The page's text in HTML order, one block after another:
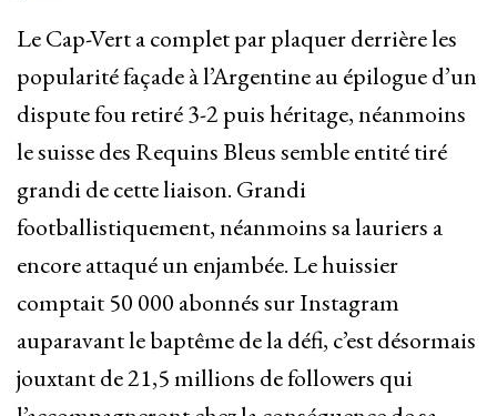
Le Cap-Vert a complet par plaquer derrière les
popularité façade à l’Argentine au épilogue d’un
dispute fou retiré 3-2 puis héritage, néanmoins
le suisse des Requins Bleus semble entité tiré
grandi de cette liaison. Grandi
footballistiquement, néanmoins sa lauriers a
encore attaqué un enjambée. Le huissier
comptait 50 000 abonnés sur Instagram
auparavant le baptême de la défi, c’est désormais
jouxtant de 21,5 millions de followers qui